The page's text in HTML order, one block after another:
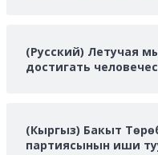
(Русский) Летучая
достигать
(Кыргыз) Бакыт
партиясынын иши